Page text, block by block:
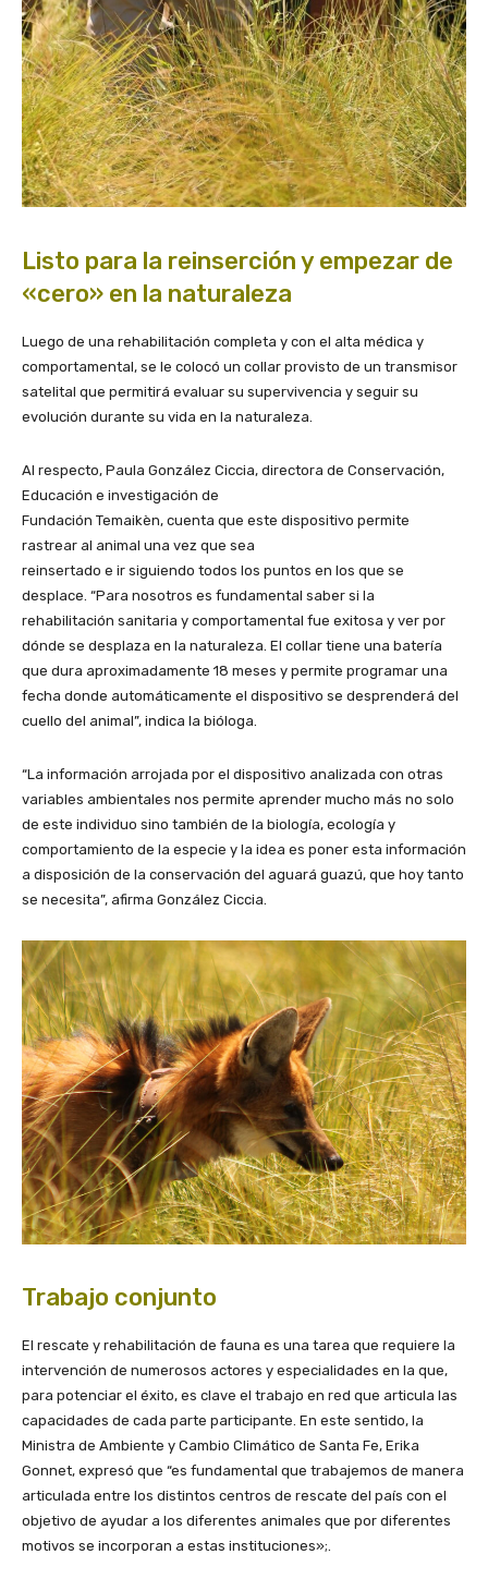
Listo para la reinserción y empezar de
«cero» en la naturaleza
Luego de una rehabilitación completa y con el alta médica y
comportamental, se le colocó un collar provisto de un transmisor
satelital que permitirá evaluar su supervivencia y seguir su
evolución durante su vida en la naturaleza.
Al respecto, Paula González Ciccia, directora de Conservación,
Educación e investigación de
Fundación Temaikèn, cuenta que este dispositivo permite
rastrear al animal una vez que sea
reinsertado e ir siguiendo todos los puntos en los que se
desplace. “Para nosotros es fundamental saber si la
rehabilitación sanitaria y comportamental fue exitosa y ver por
dónde se desplaza en la naturaleza. El collar tiene una batería
que dura aproximadamente 18 meses y permite programar una
fecha donde automáticamente el dispositivo se desprenderá del
cuello del animal”, indica la bióloga.
“La información arrojada por el dispositivo analizada con otras
variables ambientales nos permite aprender mucho más no solo
de este individuo sino también de la biología, ecología y
comportamiento de la especie y la idea es poner esta información
a disposición de la conservación del aguará guazú, que hoy tanto
se necesita”, afirma González Ciccia.
Trabajo conjunto
El rescate y rehabilitación de fauna es una tarea que requiere la
intervención de numerosos actores y especialidades en la que,
para potenciar el éxito, es clave el trabajo en red que articula las
capacidades de cada parte participante. En este sentido, la
Ministra de Ambiente y Cambio Climático de Santa Fe, Erika
Gonnet, expresó que “es fundamental que trabajemos de manera
articulada entre los distintos centros de rescate del país con el
objetivo de ayudar a los diferentes animales que por diferentes
motivos se incorporan a estas instituciones»;.